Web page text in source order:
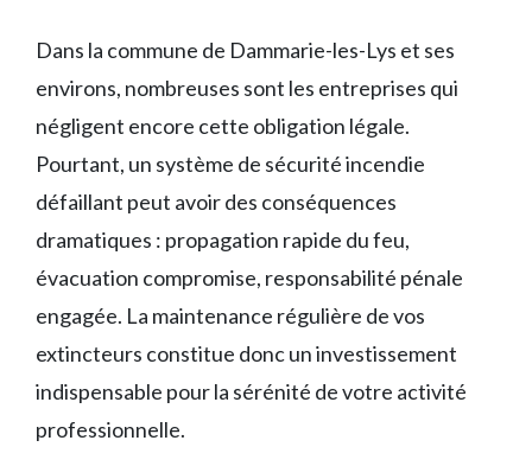
Dans la commune de Dammarie-les-Lys et ses
environs, nombreuses sont les entreprises qui
négligent encore cette obligation légale.
Pourtant, un système de sécurité incendie
défaillant peut avoir des conséquences
dramatiques : propagation rapide du feu,
évacuation compromise, responsabilité pénale
engagée. La maintenance régulière de vos
extincteurs constitue donc un investissement
indispensable pour la sérénité de votre activité
professionnelle.